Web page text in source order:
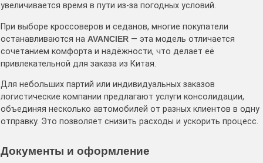
увеличивается время в пути из-за погодных условий.
При выборе кроссоверов и седанов, многие покупатели
останавливаются на AVANCIER — эта модель отличается
сочетанием комфорта и надёжности, что делает её
привлекательной для заказа из Китая.
Для небольших партий или индивидуальных заказов
логистические компании предлагают услуги консолидации,
объединяя несколько автомобилей от разных клиентов в одну
отправку. Это позволяет снизить расходы и ускорить процесс.
Документы и оформление